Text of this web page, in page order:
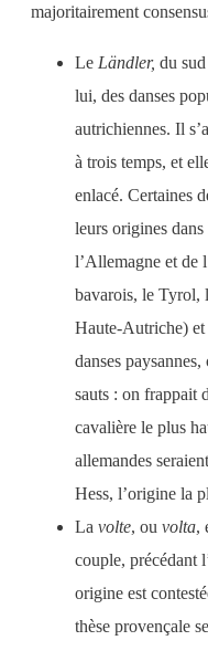
majoritairement
Le Ländler, du
lui, des danses
autrichiennes. Il
à trois temps, et
enlacé. Certaines
leurs origines
l’Allemagne et de
bavarois, le Tyrol,
Haute-Autriche) et
danses
sauts : on frappait
cavalière le plus
allemandes
Hess, l’origine la
La volte, ou volta,
couple, précédant
origine est
thèse provençale